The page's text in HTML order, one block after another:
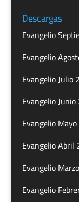
Descargas
Evangelio
Evangelio
Evangelio Julio
Evangelio
Evangelio
Evangelio Abril
Evangelio
Evangelio